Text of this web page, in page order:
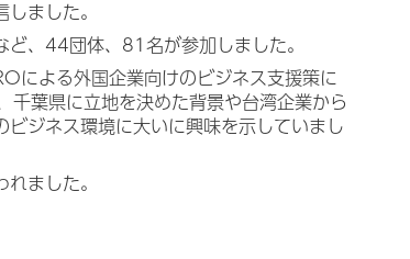
しました。
、44団体、81名が参加しました。
による外国企業向けのビジネス支援策に
葉県に立地を決めた背景や台湾企業から
ジネス環境に大いに興味を示していまし
ました。